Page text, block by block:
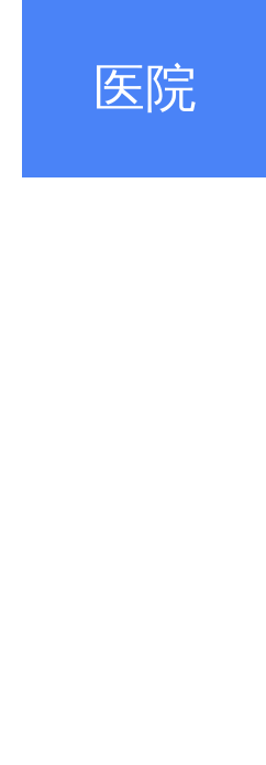
医院